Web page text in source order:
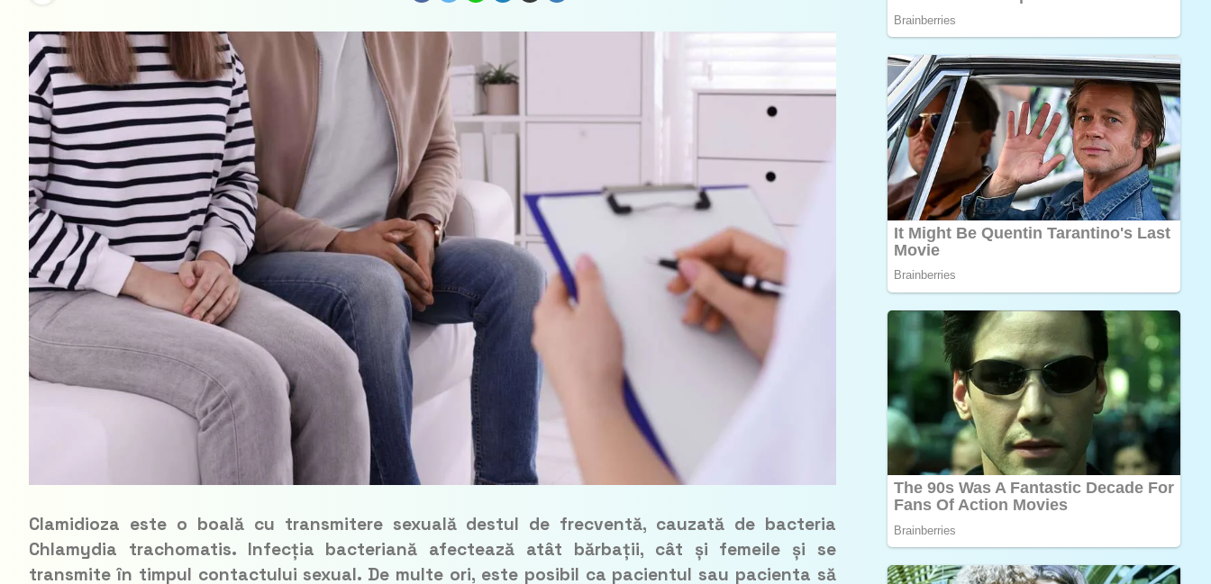
Clamidioza este o boală cu transmitere sexuală destul de frecventă, cauzată de bacteria
Chlamydia trachomatis. Infecția bacteriană afectează atât bărbații, cât și femeile și se
transmite în timpul contactului sexual. De multe ori, este posibil ca pacientul sau pacienta să